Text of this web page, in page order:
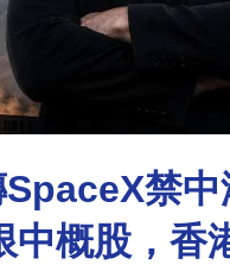
SpaceX禁
中概股，香